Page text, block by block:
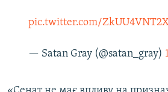
pic.twitter.com/
— Satan Gray (@satan_gray)